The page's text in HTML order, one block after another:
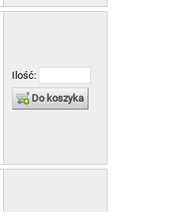
Ilość:
Do koszyka